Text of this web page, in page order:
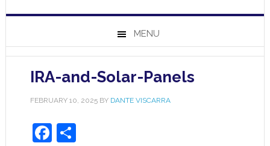
MENU
IRA-and-Solar-Panels
FEBRUARY 10, 2025BY DANTE VISCARRA
Facebook
Share